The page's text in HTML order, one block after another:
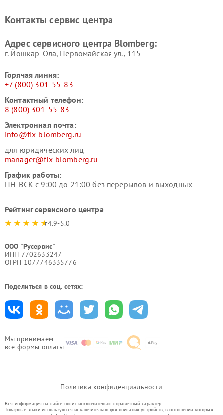
Мы принимаем
все формы оплаты
Контакты сервис центра
Адрес сервисного центра Blomberg:
г. Йошкар-Ола, Первомайская ул., 115
Горячая линия:
+7 (800) 301-55-83
Контактный телефон:
8 (800) 301-55-83
Электронная почта:
info@fix-blomberg.ru
для юридических лиц
manager@fix-blomberg.ru
График работы:
ПН-ВСК с 9:00 до 21:00 без перерывов и выходных
Рейтинг сервисного центра
4.9-5.0
ООО "Русервис"
ИНН 7702633247
ОГРН 1077746335776
Поделиться в соц. сетях:
Политика конфиденциальности
Вся информация на сайте носит исключительно справочный характер.
Товарные знаки используются исключительно для описания устройств, в отношении которых